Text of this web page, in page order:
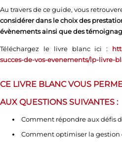
Au travers de ce guide, vous
considérer dans le choix des
évènements ainsi que des
Téléchargez le livre blanc ici :
succes-de-vos-evenements/lp-livre-
CE LIVRE BLANC VOUS
AUX QUESTIONS SUIVANTES :
Comment répondre aux défis
Comment optimiser la gestion